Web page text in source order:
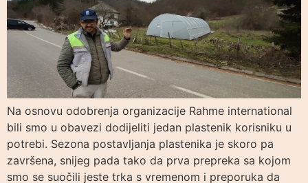
Na osnovu odobrenja organizacije Rahme international
bili smo u obavezi dodijeliti jedan plastenik korisniku u
potrebi. Sezona postavljanja plastenika je skoro pa
završena, snijeg pada tako da prva prepreka sa kojom
smo se suočili jeste trka s vremenom i preporuka da